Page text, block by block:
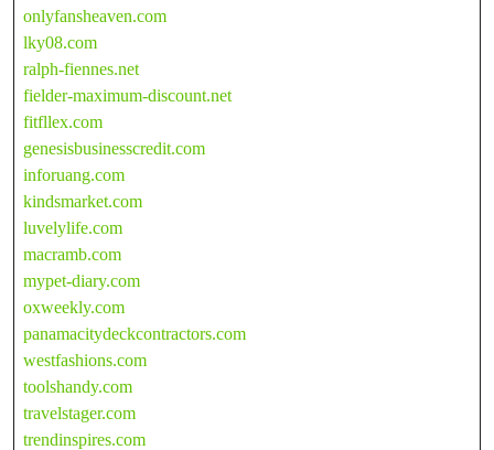
onlyfansheaven.com
lky08.com
ralph-fiennes.net
fielder-maximum-discount.net
fitfllex.com
genesisbusinesscredit.com
inforuang.com
kindsmarket.com
luvelylife.com
macramb.com
mypet-diary.com
oxweekly.com
panamacitydeckcontractors.com
westfashions.com
toolshandy.com
travelstager.com
trendinspires.com